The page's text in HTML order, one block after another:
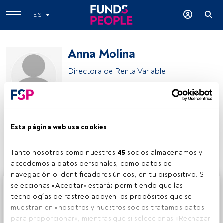
Esta página web usa cookies
Tanto nosotros como nuestros 45 socios almacenamos y
accedemos a datos personales, como datos de
navegación o identificadores únicos, en tu dispositivo. Si
seleccionas «Aceptar» estarás permitiendo que las
tecnologías de rastreo apoyen los propósitos que se
muestran en «nosotros y nuestros socios tratamos datos
para proporcionar», mientras que si seleccionas «Rechazar
ES
Anna Molina
Directora de Renta Variable
Compartir:
Este es un artículo exclusivo para los usuarios registrados
de FundsPeople. Si ya estás registrado, accede desde el
botón Login. Si aún no tienes cuenta, te invitamos a
registrarte y disfrutar de todo el universo que ofrece